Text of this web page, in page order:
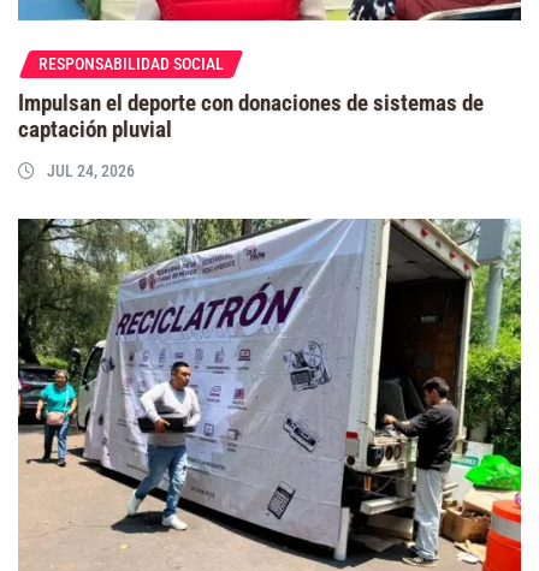
RESPONSABILIDAD SOCIAL
Impulsan el deporte con donaciones de sistemas de
captación pluvial
JUL 24, 2026